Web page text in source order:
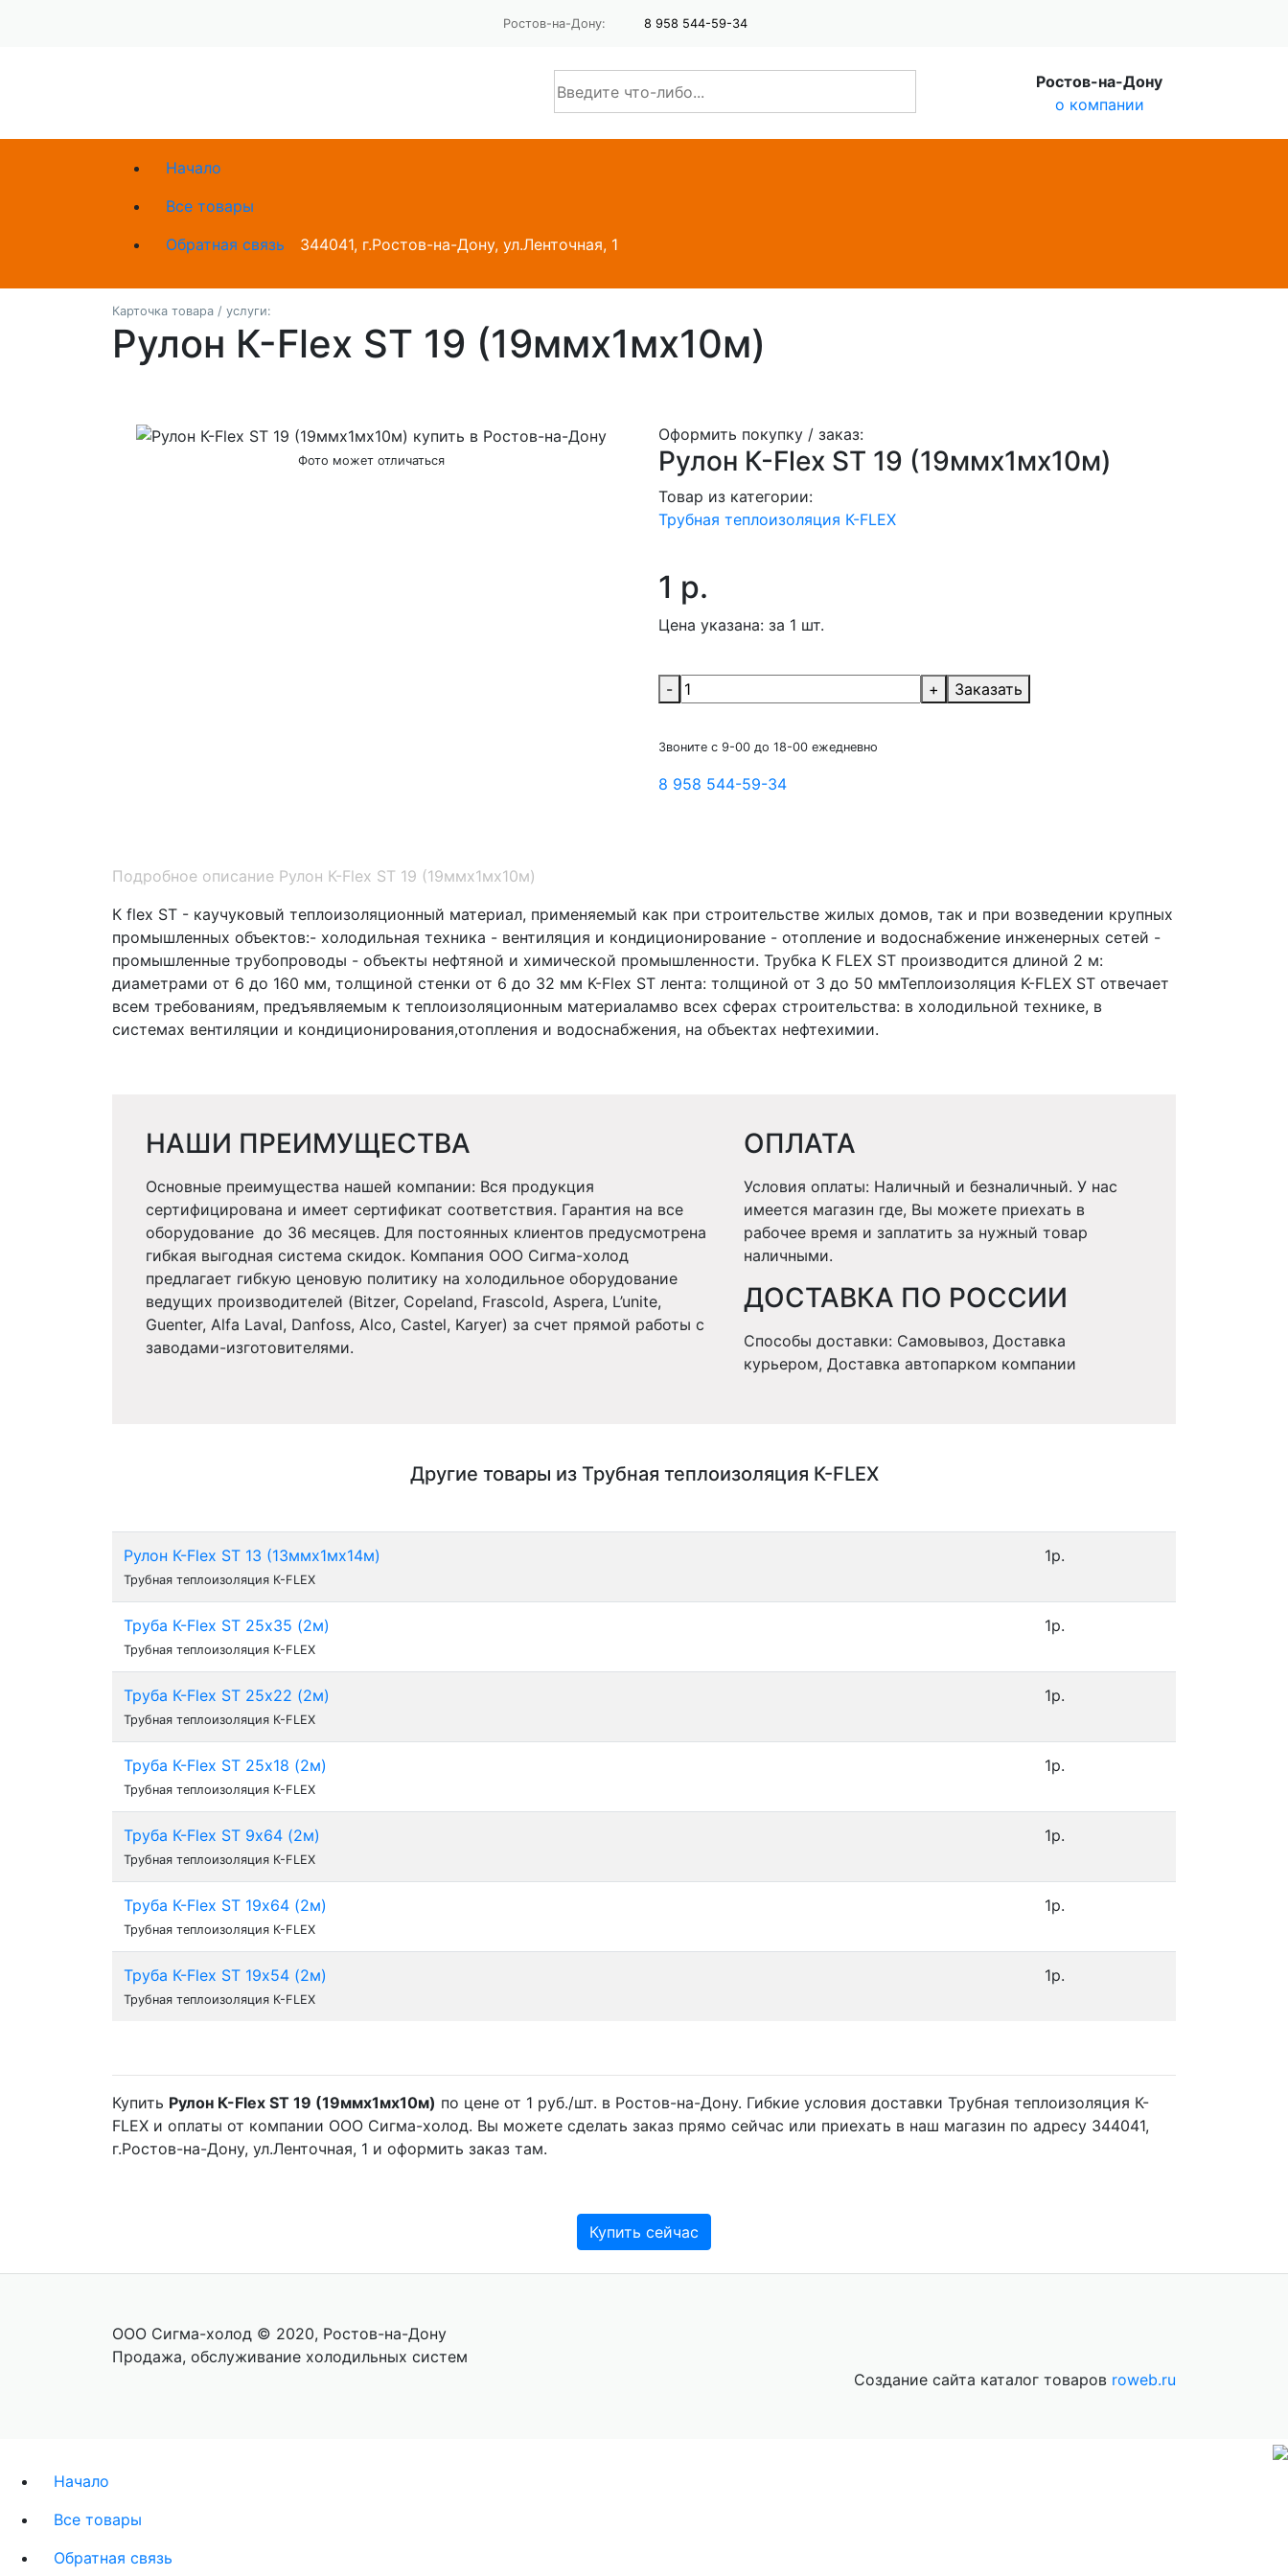
Ростов-на-Дону: 8 958 544-59-34
Ростов-на-Дону
о компании
Начало
Все товары
Обратная связь
344041, г.Ростов-на-Дону, ул.Ленточная, 1
Карточка товара / услуги:
Рулон К-Flex ST 19 (19ммх1мх10м)
Фото может отличаться
Оформить покупку / заказ:
Рулон К-Flex ST 19 (19ммх1мх10м)
Товар из категории:
Трубная теплоизоляция К-FLEX
1 р.
Цена указана: за 1 шт.
- + Заказать
Звоните с 9-00 до 18-00 ежедневно
8 958 544-59-34
Подробное описание Рулон К-Flex ST 19 (19ммх1мх10м)
К flex ST - каучуковый теплоизоляционный материал, применяемый как при строительстве жилых домов, так и при возведении крупных
промышленных объектов:- холодильная техника - вентиляция и кондиционирование - отопление и водоснабжение инженерных сетей -
промышленные трубопроводы - объекты нефтяной и химической промышленности. Трубка K FLEX ST производится длиной 2 м:
диаметрами от 6 до 160 мм, толщиной стенки от 6 до 32 мм K-Flex ST лента: толщиной от 3 до 50 ммТеплоизоляция K-FLEX ST отвечает
всем требованиям, предъявляемым к теплоизоляционным материаламво всех сферах строительства: в холодильной технике, в
системах вентиляции и кондиционирования,отопления и водоснабжения, на объектах нефтехимии.
НАШИ ПРЕИМУЩЕСТВА
Основные преимущества нашей компании: Вся продукция
сертифицирована и имеет сертификат соответствия. Гарантия на все
оборудование до 36 месяцев. Для постоянных клиентов предусмотрена
гибкая выгодная система скидок. Компания ООО Сигма-холод
предлагает гибкую ценовую политику на холодильное оборудование
ведущих производителей (Bitzer, Copeland, Frascold, Aspera, L’unite,
Guenter, Alfa Laval, Danfoss, Alco, Castel, Karyer) за счет прямой работы с
заводами-изготовителями.
ОПЛАТА
Условия оплаты: Наличный и безналичный. У нас
имеется магазин где, Вы можете приехать в
рабочее время и заплатить за нужный товар
наличными.
ДОСТАВКА ПО РОССИИ
Способы доставки: Самовывоз, Доставка
курьером, Доставка автопарком компании
Другие товары из Трубная теплоизоляция К-FLEX
Рулон К-Flex ST 13 (13ммх1мх14м)
Трубная теплоизоляция К-FLEX
1р.
Труба К-Flex ST 25х35 (2м)
Трубная теплоизоляция К-FLEX
1р.
Труба К-Flex ST 25х22 (2м)
Трубная теплоизоляция К-FLEX
1р.
Труба К-Flex ST 25х18 (2м)
Трубная теплоизоляция К-FLEX
1р.
Труба К-Flex ST 9х64 (2м)
Трубная теплоизоляция К-FLEX
1р.
Труба К-Flex ST 19х64 (2м)
Трубная теплоизоляция К-FLEX
1р.
Труба К-Flex ST 19х54 (2м)
Трубная теплоизоляция К-FLEX
1р.
Купить Рулон К-Flex ST 19 (19ммх1мх10м) по цене от 1 руб./шт. в Ростов-на-Дону. Гибкие условия доставки Трубная теплоизоляция К-
FLEX и оплаты от компании ООО Сигма-холод. Вы можете сделать заказ прямо сейчас или приехать в наш магазин по адресу 344041,
г.Ростов-на-Дону, ул.Ленточная, 1 и оформить заказ там.
Купить сейчас
ООО Сигма-холод © 2020, Ростов-на-Дону
Продажа, обслуживание холодильных систем
Создание сайта каталог товаров roweb.ru
Начало
Все товары
Обратная связь